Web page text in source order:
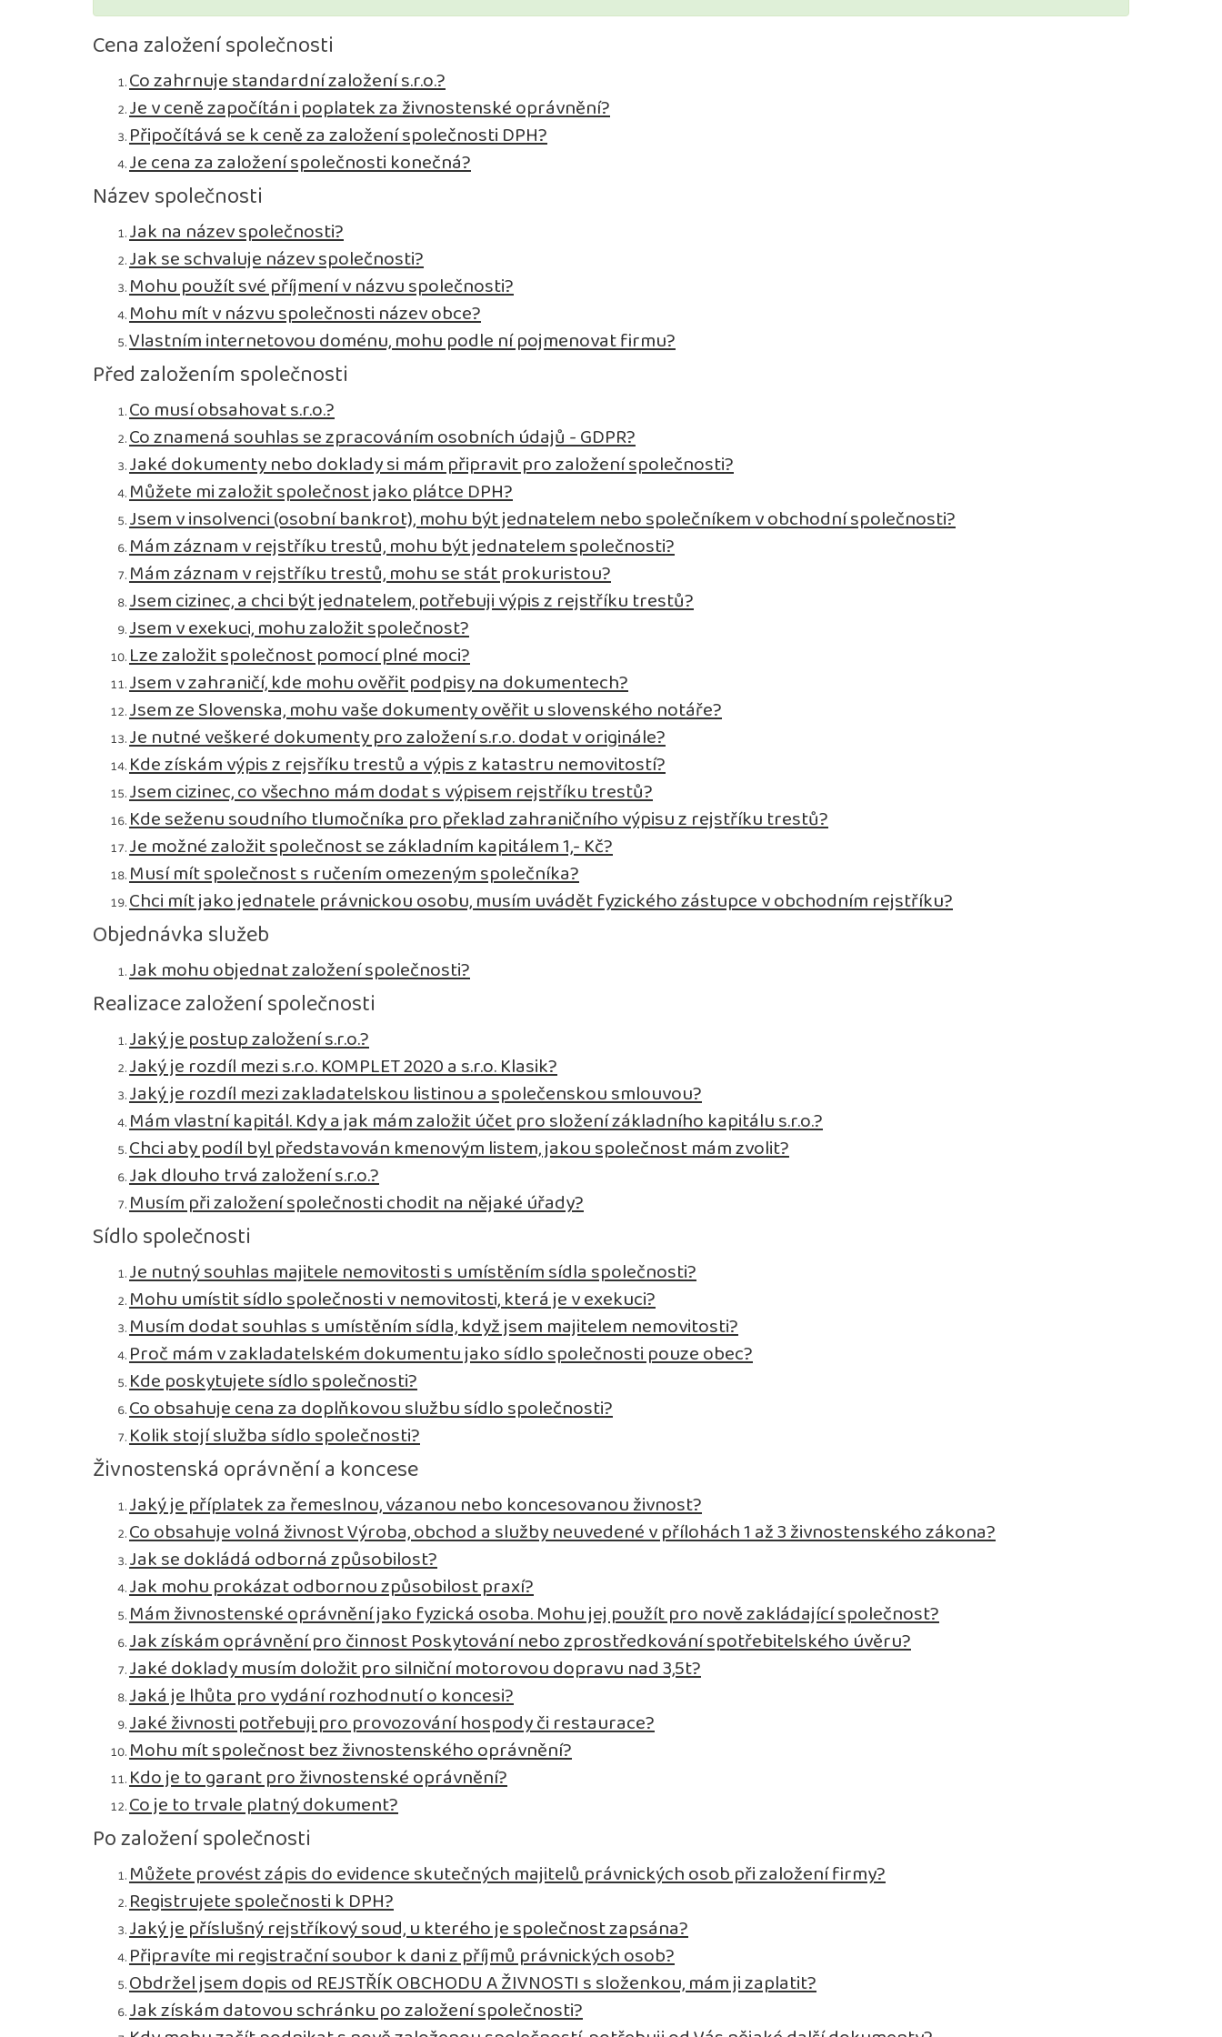
Cena založení společnosti
Co zahrnuje standardní založení s.r.o.?
Je v ceně započítán i poplatek za živnostenské oprávnění?
Připočítává se k ceně za založení společnosti DPH?
Je cena za založení společnosti konečná?
Název společnosti
Jak na název společnosti?
Jak se schvaluje název společnosti?
Mohu použít své příjmení v názvu společnosti?
Mohu mít v názvu společnosti název obce?
Vlastním internetovou doménu, mohu podle ní pojmenovat firmu?
Před založením společnosti
Co musí obsahovat s.r.o.?
Co znamená souhlas se zpracováním osobních údajů - GDPR?
Jaké dokumenty nebo doklady si mám připravit pro založení společnosti?
Můžete mi založit společnost jako plátce DPH?
Jsem v insolvenci (osobní bankrot), mohu být jednatelem nebo společníkem v obchodní společnosti?
Mám záznam v rejstříku trestů, mohu být jednatelem společnosti?
Mám záznam v rejstříku trestů, mohu se stát prokuristou?
Jsem cizinec, a chci být jednatelem, potřebuji výpis z rejstříku trestů?
Jsem v exekuci, mohu založit společnost?
Lze založit společnost pomocí plné moci?
Jsem v zahraničí, kde mohu ověřit podpisy na dokumentech?
Jsem ze Slovenska, mohu vaše dokumenty ověřit u slovenského notáře?
Je nutné veškeré dokumenty pro založení s.r.o. dodat v originále?
Kde získám výpis z rejsříku trestů a výpis z katastru nemovitostí?
Jsem cizinec, co všechno mám dodat s výpisem rejstříku trestů?
Kde seženu soudního tlumočníka pro překlad zahraničního výpisu z rejstříku trestů?
Je možné založit společnost se základním kapitálem 1,- Kč?
Musí mít společnost s ručením omezeným společníka?
Chci mít jako jednatele právnickou osobu, musím uvádět fyzického zástupce v obchodním rejstříku?
Objednávka služeb
Jak mohu objednat založení společnosti?
Realizace založení společnosti
Jaký je postup založení s.r.o.?
Jaký je rozdíl mezi s.r.o. KOMPLET 2020 a s.r.o. Klasik?
Jaký je rozdíl mezi zakladatelskou listinou a společenskou smlouvou?
Mám vlastní kapitál. Kdy a jak mám založit účet pro složení základního kapitálu s.r.o.?
Chci aby podíl byl představován kmenovým listem, jakou společnost mám zvolit?
Jak dlouho trvá založení s.r.o.?
Musím při založení společnosti chodit na nějaké úřady?
Sídlo společnosti
Je nutný souhlas majitele nemovitosti s umístěním sídla společnosti?
Mohu umístit sídlo společnosti v nemovitosti, která je v exekuci?
Musím dodat souhlas s umístěním sídla, když jsem majitelem nemovitosti?
Proč mám v zakladatelském dokumentu jako sídlo společnosti pouze obec?
Kde poskytujete sídlo společnosti?
Co obsahuje cena za doplňkovou službu sídlo společnosti?
Kolik stojí služba sídlo společnosti?
Živnostenská oprávnění a koncese
Jaký je příplatek za řemeslnou, vázanou nebo koncesovanou živnost?
Co obsahuje volná živnost Výroba, obchod a služby neuvedené v přílohách 1 až 3 živnostenského zákona?
Jak se dokládá odborná způsobilost?
Jak mohu prokázat odbornou způsobilost praxí?
Mám živnostenské oprávnění jako fyzická osoba. Mohu jej použít pro nově zakládající společnost?
Jak získám oprávnění pro činnost Poskytování nebo zprostředkování spotřebitelského úvěru?
Jaké doklady musím doložit pro silniční motorovou dopravu nad 3,5t?
Jaká je lhůta pro vydání rozhodnutí o koncesi?
Jaké živnosti potřebuji pro provozování hospody či restaurace?
Mohu mít společnost bez živnostenského oprávnění?
Kdo je to garant pro živnostenské oprávnění?
Co je to trvale platný dokument?
Po založení společnosti
Můžete provést zápis do evidence skutečných majitelů právnických osob při založení firmy?
Registrujete společnosti k DPH?
Jaký je příslušný rejstříkový soud, u kterého je společnost zapsána?
Připravíte mi registrační soubor k dani z příjmů právnických osob?
Obdržel jsem dopis od REJSTŘÍK OBCHODU A ŽIVNOSTI s složenkou, mám ji zaplatit?
Jak získám datovou schránku po založení společnosti?